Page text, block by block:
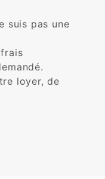
suis pas une
loyer, de